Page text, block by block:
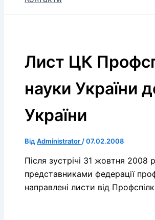
Лист ЦК
науки України
України
Від Administrator /07.02.2008
Після зустрічі 31 жовтня
представниками федерації
направлені листи від